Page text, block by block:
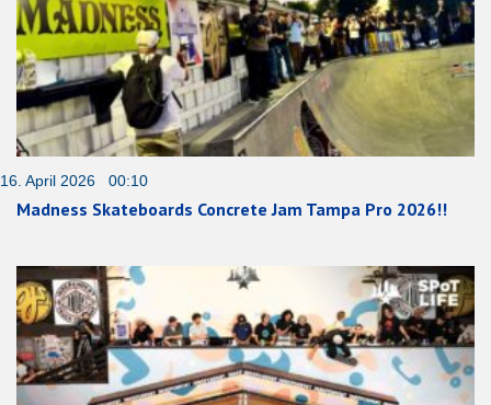
16. April 2026 00:10
Madness Skateboards Concrete Jam Tampa Pro 2026!!